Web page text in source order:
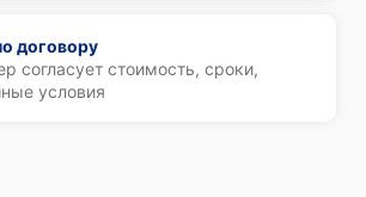
договору
согласует стоимость, сроки,
условия